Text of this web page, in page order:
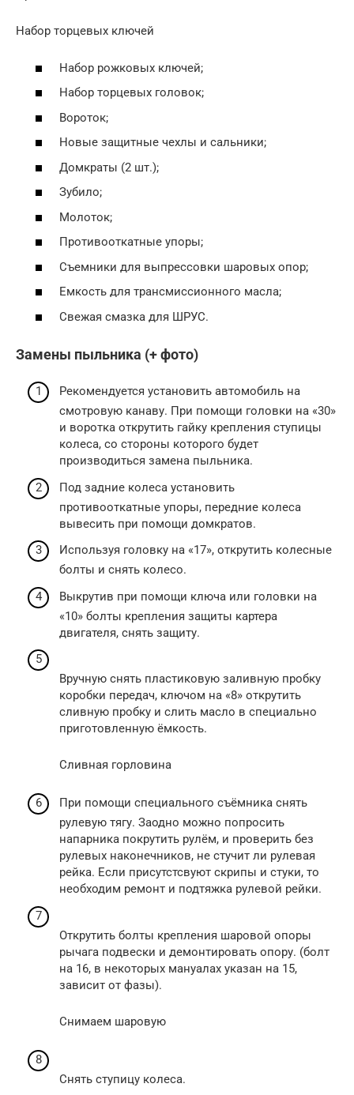
Набор торцевых ключей
Набор рожковых ключей;
Набор торцевых головок;
Вороток;
Новые защитные чехлы и сальники;
Домкраты (2 шт.);
Зубило;
Молоток;
Противооткатные упоры;
Съемники для выпрессовки шаровых опор;
Емкость для трансмиссионного масла;
Свежая смазка для ШРУС.
Замены пыльника (+ фото)
Рекомендуется установить автомобиль на
смотровую канаву. При помощи головки на «30»
и воротка открутить гайку крепления ступицы
колеса, со стороны которого будет
производиться замена пыльника.
Под задние колеса установить
противооткатные упоры, передние колеса
вывесить при помощи домкратов.
Используя головку на «17», открутить колесные
болты и снять колесо.
Выкрутив при помощи ключа или головки на
«10» болты крепления защиты картера
двигателя, снять защиту.
Вручную снять пластиковую заливную пробку
коробки передач, ключом на «8» открутить
сливную пробку и слить масло в специально
приготовленную ёмкость.
Сливная горловина
При помощи специального съёмника снять
рулевую тягу. Заодно можно попросить
напарника покрутить рулём, и проверить без
рулевых наконечников, не стучит ли рулевая
рейка. Если присутстсвуют скрипы и стуки, то
необходим ремонт и подтяжка рулевой рейки.
Открутить болты крепления шаровой опоры
рычага подвески и демонтировать опору. (болт
на 16, в некоторых мануалах указан на 15,
зависит от фазы).
Снимаем шаровую
Снять ступицу колеса.